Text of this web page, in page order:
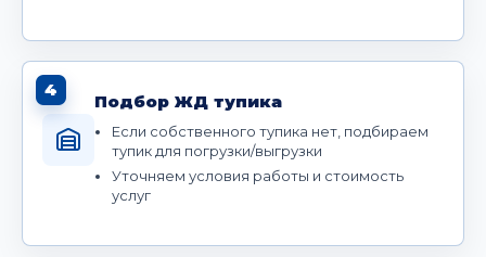
4
Подбор ЖД тупика
Если собственного тупика нет, подбираем
тупик для погрузки/выгрузки
Уточняем условия работы и стоимость
услуг